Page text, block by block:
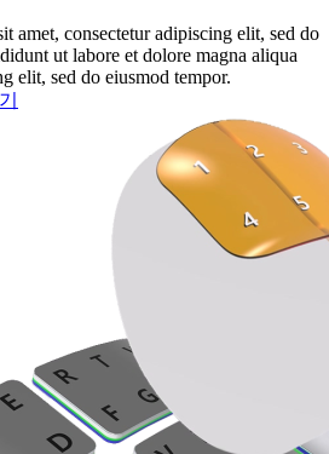
amet, consectetur adipiscing elit, sed do
ut labore et dolore magna aliqua
elit, sed do eiusmod tempor.